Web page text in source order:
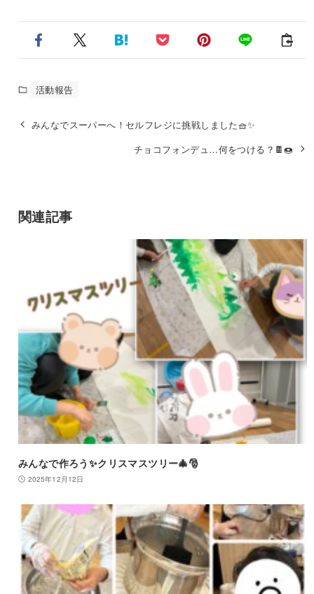
活動報告
みんなでスーパーへ！セルフレジに挑戦しました🧺✨
チョコフォンデュ…何をつける？🍫🍩
関連記事
みんなで作ろう✨クリスマスツリー🎄🎅
2025年12月12日